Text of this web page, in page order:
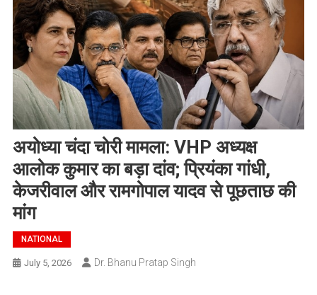
अयोध्या चंदा चोरी मामला: VHP अध्यक्ष
आलोक कुमार का बड़ा दांव; प्रियंका गांधी,
केजरीवाल और रामगोपाल यादव से पूछताछ की
मांग
NATIONAL
July 5, 2026 Dr. Bhanu Pratap Singh